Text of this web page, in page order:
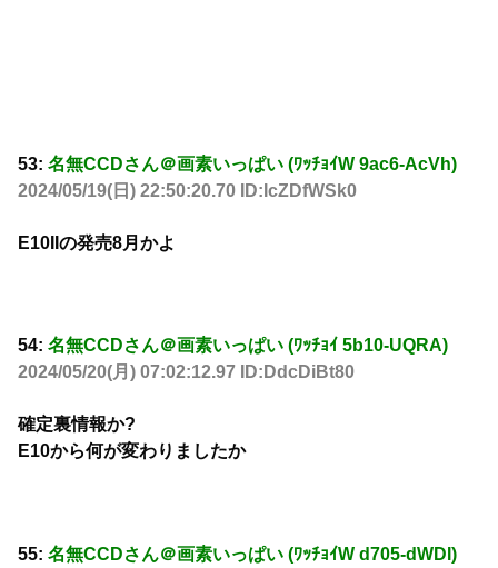
53: 名無CCDさん＠画素いっぱい (ﾜｯﾁｮｲW 9ac6-AcVh)
2024/05/19(日) 22:50:20.70 ID:IcZDfWSk0
E10IIの発売8月かよ
54: 名無CCDさん＠画素いっぱい (ﾜｯﾁｮｲ 5b10-UQRA)
2024/05/20(月) 07:02:12.97 ID:DdcDiBt80
確定裏情報か?
E10から何が変わりましたか
55: 名無CCDさん＠画素いっぱい (ﾜｯﾁｮｲW d705-dWDI)